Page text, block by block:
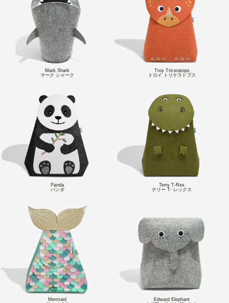
Mark Shark
マーク シャーク
Troy Triceratops
トロイ トリケラトプス
Panda
パンダ
Terry T-Rex
テリー T- レックス
Mermaid
Edward Elephant